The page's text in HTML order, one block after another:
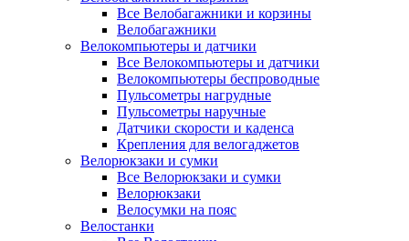
Все Велобагажники и корзины
Велобагажники
Велокомпьютеры и датчики
Все Велокомпьютеры и датчики
Велокомпьютеры беспроводные
Пульсометры нагрудные
Пульсометры наручные
Датчики скорости и каденса
Крепления для велогаджетов
Велорюкзаки и сумки
Все Велорюкзаки и сумки
Велорюкзаки
Велосумки на пояс
Велостанки